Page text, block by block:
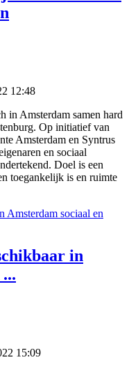
12:48
in Amsterdam samen hard
Op initiatief van
Amsterdam en Syntrus
en sociaal
Doel is een
toegankelijk is en ruimte
Amsterdam sociaal en
in
15:09